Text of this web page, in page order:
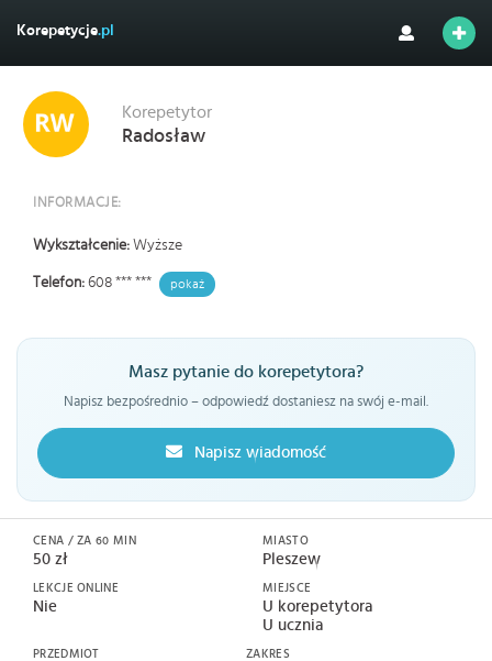
Korepetycje.pl
Korepetytor
Radosław
INFORMACJE:
Wykształcenie: Wyższe
Telefon: 608 *** *** pokaż
Masz pytanie do korepetytora?
Napisz bezpośrednio – odpowiedź dostaniesz na swój e-mail.
Napisz wiadomość
CENA / ZA 60 MIN
50 zł
LEKCJE ONLINE
Nie
MIASTO
Pleszew
MIEJSCE
U korepetytora
U ucznia
PRZEDMIOT ZAKRES